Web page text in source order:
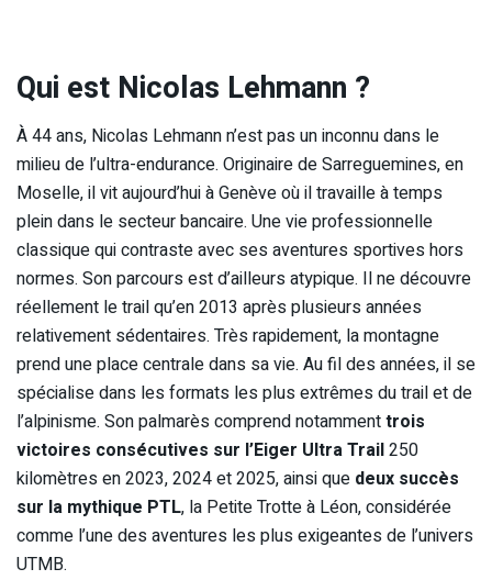
Qui est Nicolas Lehmann ?
À 44 ans, Nicolas Lehmann n’est pas un inconnu dans le
milieu de l’ultra-endurance. Originaire de Sarreguemines, en
Moselle, il vit aujourd’hui à Genève où il travaille à temps
plein dans le secteur bancaire. Une vie professionnelle
classique qui contraste avec ses aventures sportives hors
normes. Son parcours est d’ailleurs atypique. Il ne découvre
réellement le trail qu’en 2013 après plusieurs années
relativement sédentaires. Très rapidement, la montagne
prend une place centrale dans sa vie. Au fil des années, il se
spécialise dans les formats les plus extrêmes du trail et de
l’alpinisme. Son palmarès comprend notammenttrois
victoires consécutives sur l’Eiger Ultra Trail250
kilomètres en 2023, 2024 et 2025, ainsi que deux succès
sur la mythique PTL, la Petite Trotte à Léon, considérée
comme l’une des aventures les plus exigeantes de l’univers
UTMB.